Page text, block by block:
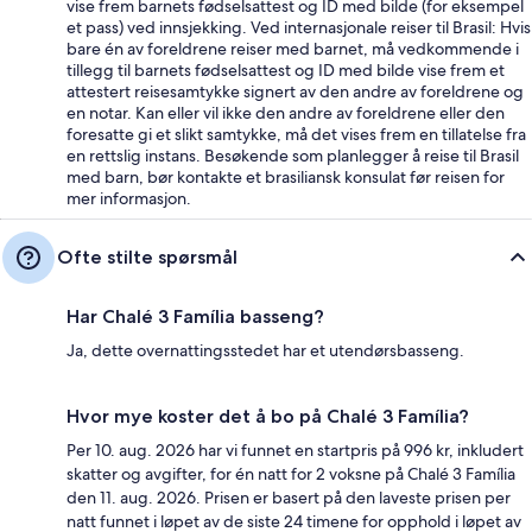
vise frem barnets fødselsattest og ID med bilde (for eksempel
et pass) ved innsjekking. Ved internasjonale reiser til Brasil: Hvis
bare én av foreldrene reiser med barnet, må vedkommende i
tillegg til barnets fødselsattest og ID med bilde vise frem et
attestert reisesamtykke signert av den andre av foreldrene og
en notar. Kan eller vil ikke den andre av foreldrene eller den
foresatte gi et slikt samtykke, må det vises frem en tillatelse fra
en rettslig instans. Besøkende som planlegger å reise til Brasil
med barn, bør kontakte et brasiliansk konsulat før reisen for
mer informasjon.
Ofte stilte spørsmål
Har Chalé 3 Família basseng?
Ja, dette overnattingsstedet har et utendørsbasseng.
Hvor mye koster det å bo på Chalé 3 Família?
Per 10. aug. 2026 har vi funnet en startpris på 996 kr, inkludert
skatter og avgifter, for én natt for 2 voksne på Chalé 3 Família
den 11. aug. 2026. Prisen er basert på den laveste prisen per
natt funnet i løpet av de siste 24 timene for opphold i løpet av